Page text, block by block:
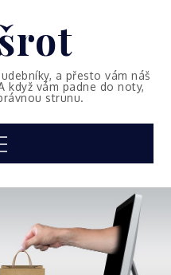
a přesto vám náš
když vám padne do noty,
strunu.